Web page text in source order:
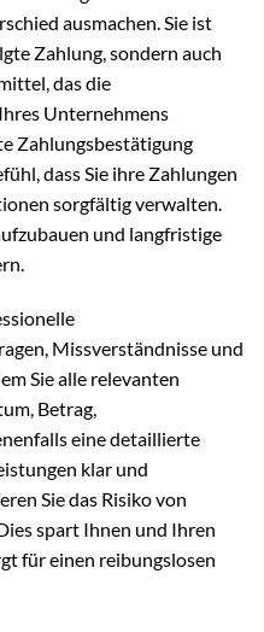
ausmachen. Sie ist
Zahlung, sondern auch
das die
Unternehmens
Zahlungsbestätigung
dass Sie ihre Zahlungen
sorgfältig verwalten.
und langfristige
Missverständnisse und
Sie alle relevanten
Betrag,
eine detaillierte
klar und
Sie das Risiko von
spart Ihnen und Ihren
für einen reibungslosen